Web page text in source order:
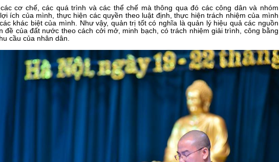
cơ chế, các quá trình và các thể chế mà thông qua đó các công dân và nhóm
ích của mình, thực hiện các quyền theo luật định, thực hiện trách nhiệm của mình
khác biệt của mình. Như vậy, quản trị tốt có nghĩa là quản lý hiệu quả các nguồn
đề của đất nước theo cách cởi mở, minh bạch, có trách nhiệm giải trình, công bằng
cầu của nhân dân.